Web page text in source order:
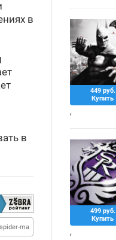
в
в
449 руб.
Купить
,
499 руб.
Купить
,